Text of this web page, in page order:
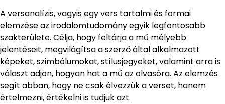
A versanalízis, vagyis egy vers tartalmi és formai
elemzése az irodalomtudomány egyik legfontosabb
szakterülete. Célja, hogy feltárja a mű mélyebb
jelentéseit, megvilágítsa a szerző által alkalmazott
képeket, szimbólumokat, stílusjegyeket, valamint arra is
választ adjon, hogyan hat a mű az olvasóra. Az elemzés
segít abban, hogy ne csak élvezzük a verset, hanem
értelmezni, értékelni is tudjuk azt.